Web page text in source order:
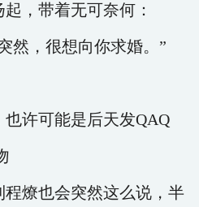
，带着无可奈何：
然，很想向你求婚。”
许可能是后天发QAQ
燎也会突然这么说，半